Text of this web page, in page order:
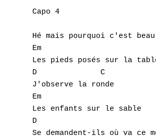
Capo 4
Hé mais pourquoi c'est
Em
Les pieds posés sur la
D              C
J'observe la ronde
Em
Les enfants sur le sable
D
Se demandent-ils où va ce